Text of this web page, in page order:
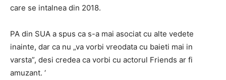
care se intalnea din 2018.
PA din SUA a spus ca s-a mai asociat cu alte vedete
inainte, dar ca nu „va vorbi vreodata cu baieti mai in
varsta”, desi credea ca vorbi cu actorul Friends ar fi
amuzant. ‘